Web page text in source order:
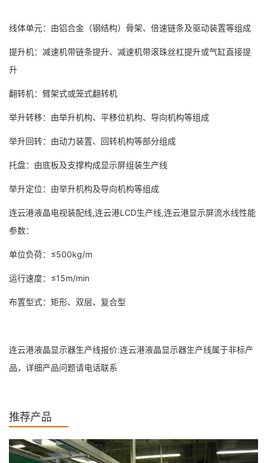
线体单元：由铝合金（钢结构）骨架、倍速链条及驱动装置等组成
提升机：减速机带链条提升、减速机带滚珠丝杠提升或气缸直接提
升
翻转机：臂架式或笼式翻转机
举升转移：由举升机构、平移位机构、导向机构等组成
举升回转：由动力装置、回转机构等部分组成
托盘：由底板及支撑构成显示屏组装生产线
举升定位：由举升机构及导向机构等组成
连云港液晶电视装配线,连云港LCD生产线,连云港显示屏流水线性能
参数：
单位负荷：≤500kg/m
运行速度：≤15m/min
布置型式：矩形、双层、复合型
连云港液晶显示器生产线报价:连云港液晶显示器生产线属于非标产
品，详细产品问题请电话联系
推荐产品